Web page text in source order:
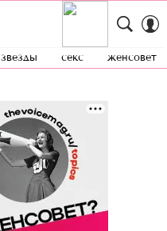
звезды секс женсовет